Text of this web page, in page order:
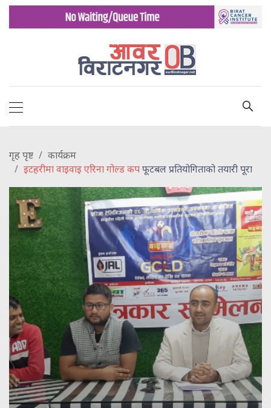
गृह पृष्ट
कार्यक्रम
इटहरीमा वाइवाइ एरिना गोल्ड कपफूटबल प्रतियोगिताको तयारी पूरा